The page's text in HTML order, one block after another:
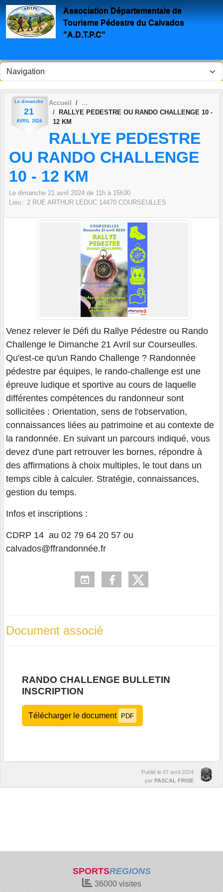
Association Départementale de
Tourisme Pédestre du Calvados
"A.D.T.P.C"
Le dimanche
21
AVRIL 2024
Accueil
RALLYE PEDESTRE OU RANDO CHALLENGE 10 -
12 KM
RALLYE PEDESTRE
OU RANDO CHALLENGE
10 - 12 KM
Le dimanche 21 avril 2024 de 11h à 15h30
Lieu : 2 RUE ARTHUR LEDUC 14470 COURSEULLES
Venez relever le Défi du Rallye Pédestre ou Rando
Challenge le Dimanche 21 Avril sur Courseulles.
Qu'est-ce qu'un Rando Challenge ? Randonnée
pédestre par équipes, le rando-challenge est une
épreuve ludique et sportive au cours de laquelle
différentes compétences du randonneur sont
sollicitées : Orientation, sens de l'observation,
connaissances liées au patrimoine et au contexte de
la randonnée. En suivant un parcours indiqué, vous
devez d'une part retrouver les bornes, répondre à
des affirmations à choix multiples, le tout dans un
temps cible à calculer. Stratégie, connaissances,
gestion du temps.
Infos et inscriptions :
CDRP 14 au 02 79 64 20 57 ou
calvados@ffrandonnée.fr
Document associé
RANDO CHALLENGE BULLETIN
INSCRIPTION
Télécharger le document PDF
Publié le 07 avril 2024
par PASCAL FRISE
SPORTSREGIONS
36000visites
Panneau de gestion des cookies